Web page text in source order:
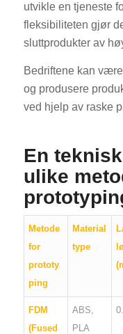
utvikle en tjeneste
fleksibiliteten gjør
sluttprodukter av
Bedriftene kan
og produsere
ved hjelp av raske
En
ulike
Metode
for
prototy
ping
Material
type
FDM
(Fused
ABS,
PLA